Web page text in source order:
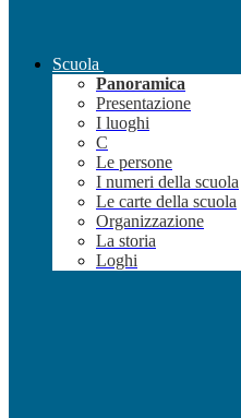
Scuola
Panoramica
Presentazione
I luoghi
C
Le persone
I numeri della scuola
Le carte della scuola
Organizzazione
La storia
Loghi